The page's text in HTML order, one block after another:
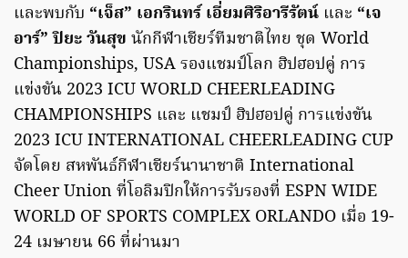
และพบกับ “เจ็ส” เอกรินทร์ เอี่ยมศิริอารีรัตน์ และ “เจ
อาร์” ปิยะ วันสุข นักกีฬาเชียร์ทีมชาติไทย ชุด World
Championships, USA รองแชมป์โลก ฮิปฮอปคู่ การ
แข่งขัน 2023 ICU WORLD CHEERLEADING
CHAMPIONSHIPS และ แชมป์ ฮิปฮอปคู่ การแข่งขัน
2023 ICU INTERNATIONAL CHEERLEADING CUP
จัดโดย สหพันธ์กีฬาเชียร์นานาชาติ International
Cheer Union ที่โอลิมปิกให้การรับรองที่ ESPN WIDE
WORLD OF SPORTS COMPLEX ORLANDO เมื่อ 19-
24 เมษายน 66 ที่ผ่านมา